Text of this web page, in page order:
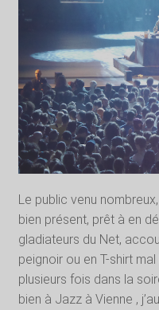
Le public venu
bien présent, prêt à en
gladiateurs du Net,
peignoir ou en T-shirt
plusieurs fois dans la
bien à Jazz à Vienne ,